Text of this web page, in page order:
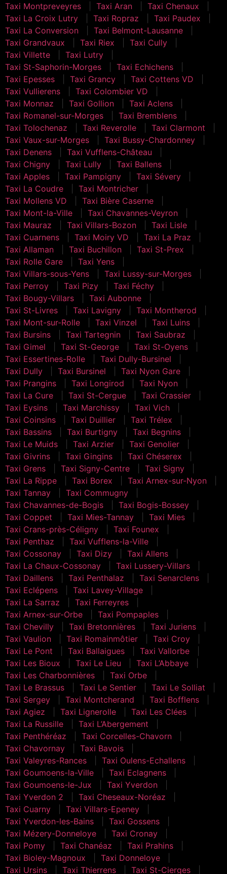
Taxi Montpreveyres
Taxi Aran
Taxi Chenaux
Taxi La Croix Lutry
Taxi Ropraz
Taxi Paudex
Taxi La Conversion
Taxi Belmont-Lausanne
Taxi Grandvaux
Taxi Riex
Taxi Cully
Taxi Villette
Taxi Lutry
Taxi St-Saphorin-Morges
Taxi Echichens
Taxi Epesses
Taxi Grancy
Taxi Cottens VD
Taxi Vullierens
Taxi Colombier VD
Taxi Monnaz
Taxi Gollion
Taxi Aclens
Taxi Romanel-sur-Morges
Taxi Bremblens
Taxi Tolochenaz
Taxi Reverolle
Taxi Clarmont
Taxi Vaux-sur-Morges
Taxi Bussy-Chardonney
Taxi Denens
Taxi Vufflens-Château
Taxi Chigny
Taxi Lully
Taxi Ballens
Taxi Apples
Taxi Pampigny
Taxi Sévery
Taxi La Coudre
Taxi Montricher
Taxi Mollens VD
Taxi Bière Caserne
Taxi Mont-la-Ville
Taxi Chavannes-Veyron
Taxi Mauraz
Taxi Villars-Bozon
Taxi Lisle
Taxi Cuarnens
Taxi Moiry VD
Taxi La Praz
Taxi Allaman
Taxi Buchillon
Taxi St-Prex
Taxi Rolle Gare
Taxi Yens
Taxi Villars-sous-Yens
Taxi Lussy-sur-Morges
Taxi Perroy
Taxi Pizy
Taxi Féchy
Taxi Bougy-Villars
Taxi Aubonne
Taxi St-Livres
Taxi Lavigny
Taxi Montherod
Taxi Mont-sur-Rolle
Taxi Vinzel
Taxi Luins
Taxi Bursins
Taxi Tartegnin
Taxi Saubraz
Taxi Gimel
Taxi St-George
Taxi St-Oyens
Taxi Essertines-Rolle
Taxi Dully-Bursinel
Taxi Dully
Taxi Bursinel
Taxi Nyon Gare
Taxi Prangins
Taxi Longirod
Taxi Nyon
Taxi La Cure
Taxi St-Cergue
Taxi Crassier
Taxi Eysins
Taxi Marchissy
Taxi Vich
Taxi Coinsins
Taxi Duillier
Taxi Trélex
Taxi Bassins
Taxi Burtigny
Taxi Begnins
Taxi Le Muids
Taxi Arzier
Taxi Genolier
Taxi Givrins
Taxi Gingins
Taxi Chéserex
Taxi Grens
Taxi Signy-Centre
Taxi Signy
Taxi La Rippe
Taxi Borex
Taxi Arnex-sur-Nyon
Taxi Tannay
Taxi Commugny
Taxi Chavannes-de-Bogis
Taxi Bogis-Bossey
Taxi Coppet
Taxi Mies-Tannay
Taxi Mies
Taxi Crans-près-Céligny
Taxi Founex
Taxi Penthaz
Taxi Vufflens-la-Ville
Taxi Cossonay
Taxi Dizy
Taxi Allens
Taxi La Chaux-Cossonay
Taxi Lussery-Villars
Taxi Daillens
Taxi Penthalaz
Taxi Senarclens
Taxi Eclépens
Taxi Lavey-Village
Taxi La Sarraz
Taxi Ferreyres
Taxi Arnex-sur-Orbe
Taxi Pompaples
Taxi Chevilly
Taxi Bretonnières
Taxi Juriens
Taxi Vaulion
Taxi Romainmôtier
Taxi Croy
Taxi Le Pont
Taxi Ballaigues
Taxi Vallorbe
Taxi Les Bioux
Taxi Le Lieu
Taxi L’Abbaye
Taxi Les Charbonnières
Taxi Orbe
Taxi Le Brassus
Taxi Le Sentier
Taxi Le Solliat
Taxi Sergey
Taxi Montcherand
Taxi Bofflens
Taxi Agiez
Taxi Lignerolle
Taxi Les Clées
Taxi La Russille
Taxi L’Abergement
Taxi Penthéréaz
Taxi Corcelles-Chavorn
Taxi Chavornay
Taxi Bavois
Taxi Valeyres-Rances
Taxi Oulens-Echallens
Taxi Goumoens-la-Ville
Taxi Eclagnens
Taxi Goumoens-le-Jux
Taxi Yverdon
Taxi Yverdon 2
Taxi Cheseaux-Noréaz
Taxi Cuarny
Taxi Villars-Epeney
Taxi Yverdon-les-Bains
Taxi Gossens
Taxi Mézery-Donneloye
Taxi Cronay
Taxi Pomy
Taxi Chanéaz
Taxi Prahins
Taxi Bioley-Magnoux
Taxi Donneloye
Taxi Ursins
Taxi Thierrens Taxi St-Cierges